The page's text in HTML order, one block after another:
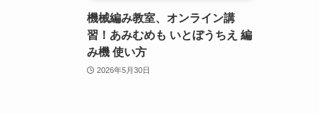
機械編み教室、オンライン講
習！あみむめも いとぼうちえ 編
み機 使い方
2026年5月30日